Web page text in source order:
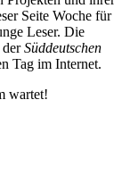
Seite Woche für
Leser. Die
derSüddeutschen
Tag im Internet.
wartet!